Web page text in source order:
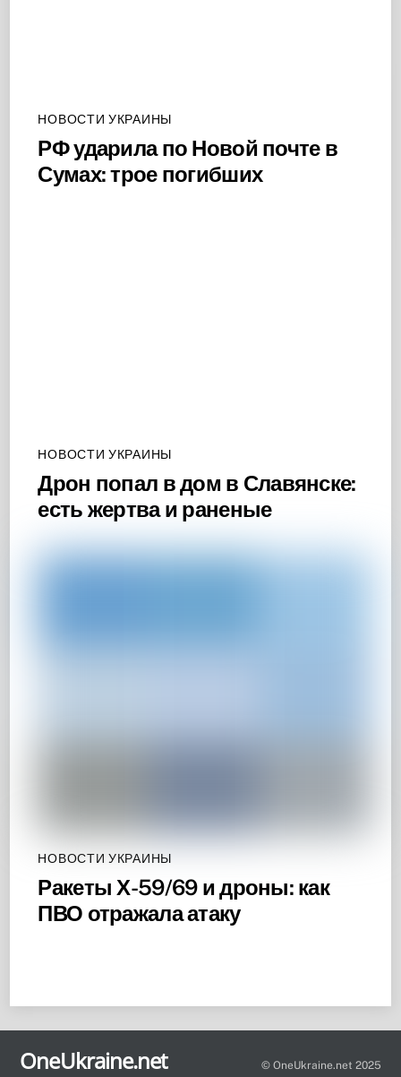
НОВОСТИ УКРАИНЫ
РФ ударила по Новой почте в
Сумах: трое погибших
НОВОСТИ УКРАИНЫ
Дрон попал в дом в Славянске:
есть жертва и раненые
НОВОСТИ УКРАИНЫ
Ракеты Х-59/69 и дроны: как
ПВО отражала атаку
Top
OneUkraine.net © OneUkraine.net 2025